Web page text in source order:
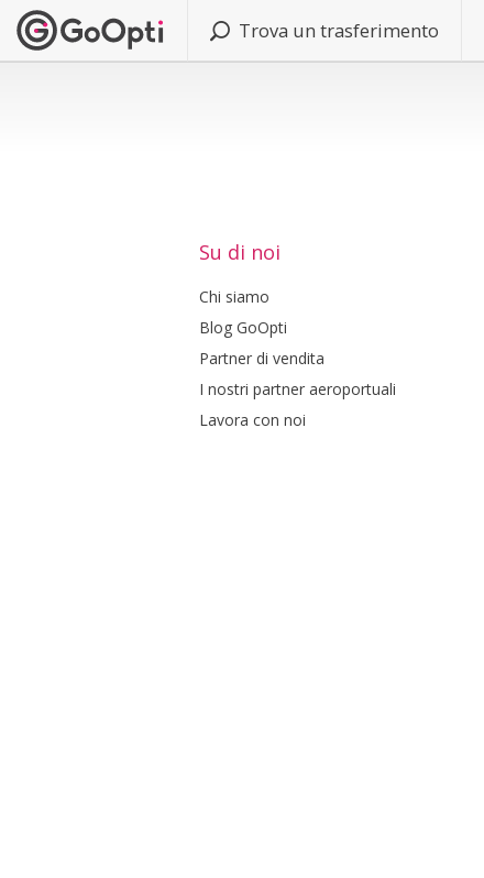
Trova un trasferimento
Su di noi
Chi siamo
Blog GoOpti
Partner di vendita
I nostri partner aeroportuali
Lavora con noi